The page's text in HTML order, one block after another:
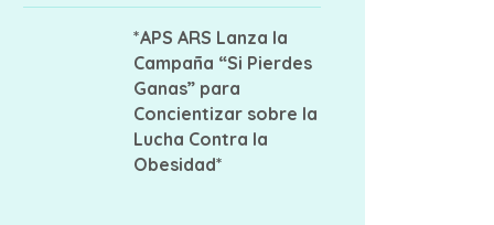
*APS ARS Lanza la
Campaña “Si Pierdes
Ganas” para
Concientizar sobre la
Lucha Contra la
Obesidad*